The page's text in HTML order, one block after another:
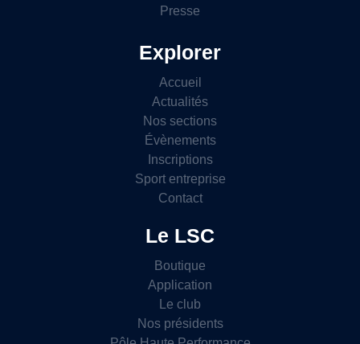
Presse
Explorer
Accueil
Actualités
Nos sections
Évènements
Inscriptions
Sport entreprise
Contact
Le LSC
Boutique
Application
Le club
Nos présidents